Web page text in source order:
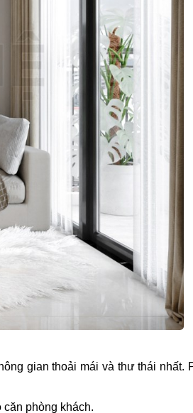
gian thoải mái và thư thái nhất.
phòng khách.